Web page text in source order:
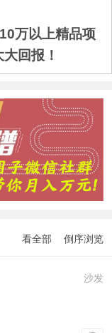
万以上精品项
回报！
看全部 倒序浏览
沙发